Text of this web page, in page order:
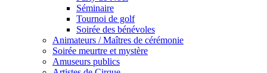
Séminaire
Tournoi de golf
Soirée des bénévoles
Animateurs / Maîtres de cérémonie
Soirée meurtre et mystère
Amuseurs publics